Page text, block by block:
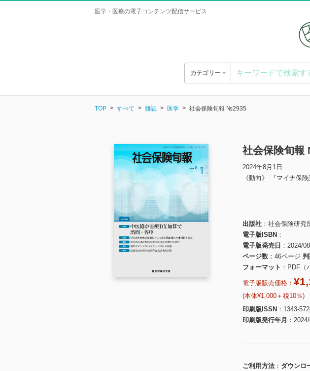
医学・医療の電子コンテンツ配信サービス
カテゴリー
TOP すべて 雑誌 医学 社会保険旬報 №2935
社会保険旬報
2024年8月1日
《動向》 『マイナ保
出版社
社会保険研究
電子版ISBN
電子版発売日
2024/
ページ数
46ページ 判
フォーマット
PDF（
電子版販売価格：
(本体¥1,000＋税10％)
印刷版ISSN
1343-
印刷版発行年月
ご利用方法
ダウンロ